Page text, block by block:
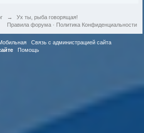
→
Ух ты, рыба говорящая!
Политика Конфиденциальности
Правила форума·
Связь с администрацией сайта
Помощь